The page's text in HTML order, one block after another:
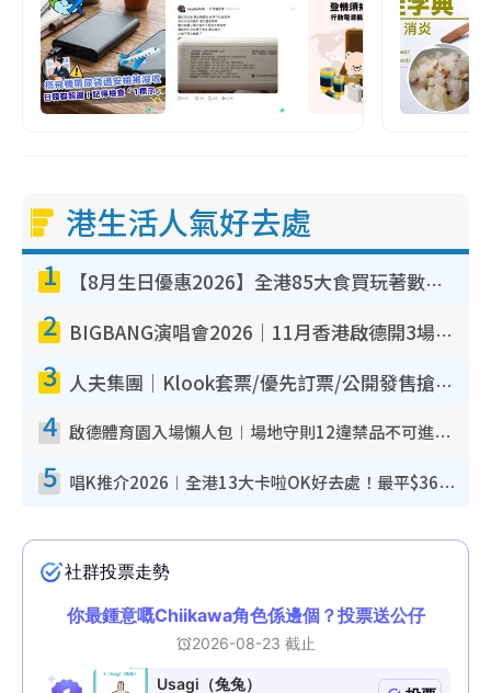
港生活人氣好去處
1 【8月生日優惠2026】全港85大食買玩著數攻略 自助餐/火鍋放題同行免費＋誠品/DONKI送現金券
2 BIGBANG演唱會2026｜11月香港啟德開3場！實名制VIP申請、優先購票攻略
3 人夫集團｜Klook套票/優先訂票/公開發售搶飛攻略！附票價.購票連結.場地座位表
4 啟德體育園入場懶人包︱場地守則12違禁品不可進場准帶細水樽但全場禁樽蓋！應援牌有限制！
5 唱K推介2026︱全港13大卡啦OK好去處！最平$36起 日文K都有！(附地址+收費詳情)